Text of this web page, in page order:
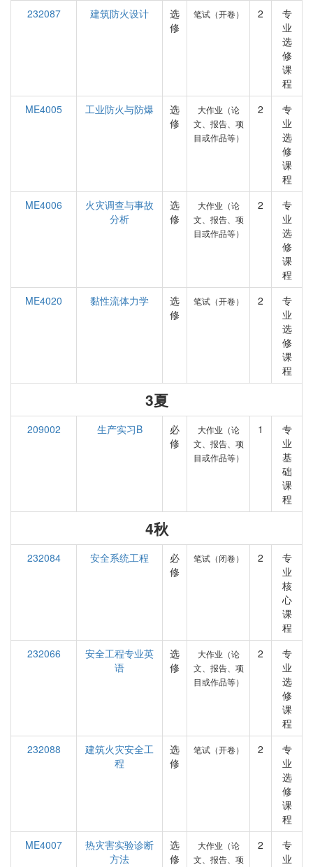
232087
建筑防火设计
选
修
笔试（开卷） 2
专
业
选
修
课
程
ME4005
工业防火与防爆
选
修
大作业（论
文、报告、项
目或作品等）
2
专
业
选
修
课
程
ME4006
火灾调查与事故
分析
选
修
大作业（论
文、报告、项
目或作品等）
2
专
业
选
修
课
程
ME4020
黏性流体力学
选
修
笔试（开卷） 2
专
业
选
修
课
程
3夏
209002 生产实习B
必
修
大作业（论
文、报告、项
目或作品等）
1
专
业
基
础
课
程
4秋
232084 安全系统工程
必
修
笔试（闭卷） 2
专
业
核
心
课
程
232066
安全工程专业英
语
选
修
大作业（论
文、报告、项
目或作品等）
2
专
业
选
修
课
程
232088
建筑火灾安全工
程
选
修
笔试（开卷） 2
专
业
选
修
课
程
ME4007
热灾害实验诊断
方法
选
修
大作业（论
文、报告、项
2
专
业